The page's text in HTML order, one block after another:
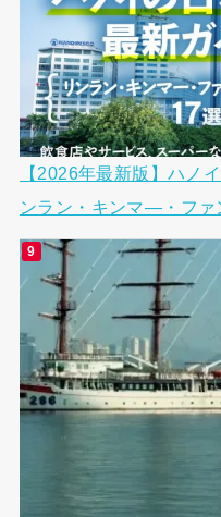
【2026年最新版】ハノ
ンラン・キンマ―・ファ